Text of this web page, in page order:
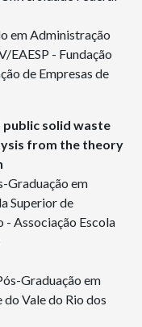
em Administração
EAESP - Fundação
de Empresas de
public solid waste
from the theory
Graduação em
Superior de
- Associação Escola
Graduação em
Vale do Rio dos